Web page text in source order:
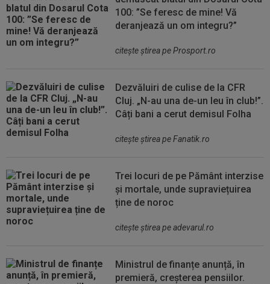
100: ”Se feresc de mine! Vă
deranjează un om integru?”
citeşte ştirea pe Prosport.ro
Dezvăluiri de culise de la CFR
Cluj. „N-au una de-un leu în club!”.
Câți bani a cerut demisul Folha
citeşte ştirea pe Fanatik.ro
Trei locuri de pe Pământ interzise
și mortale, unde supraviețuirea
ține de noroc
citeşte ştirea pe adevarul.ro
Ministrul de finanțe anunță, în
premieră, creșterea pensiilor.